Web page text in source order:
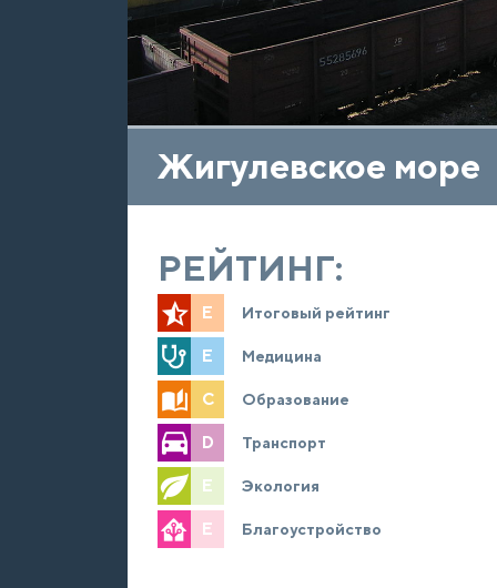
Жигулевское море
РЕЙТИНГ:
E Итоговый рейтинг
E Медицина
C Образование
D Транспорт
E Экология
E Благоустройство